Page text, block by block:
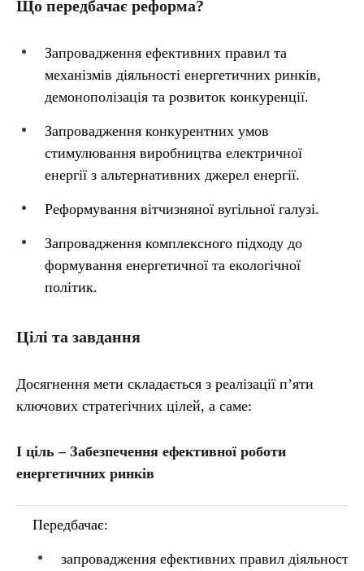
Що передбачає реформа?
Запровадження ефективних правил та
механізмів діяльності енергетичних ринків,
демонополізація та розвиток конкуренції.
Запровадження конкурентних умов
стимулювання виробництва електричної
енергії з альтернативних джерел енергії.
Реформування вітчизняної вугільної галузі.
Запровадження комплексного підходу до
формування енергетичної та екологічної
політик.
Цілі та завдання
Досягнення мети складається з реалізації п’яти
ключових стратегічних цілей, а саме:
І ціль – Забезпечення ефективної роботи
енергетичних ринків
Передбачає:
запровадження ефективних правил діяльності,